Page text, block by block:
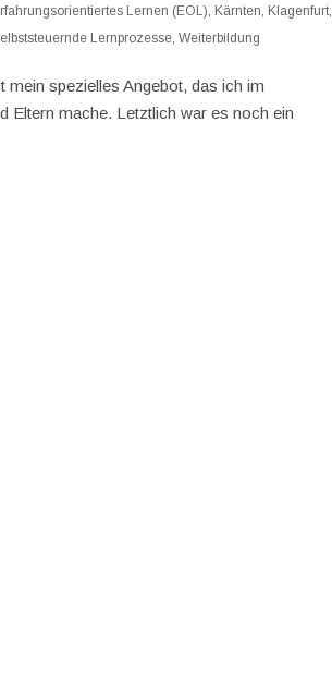
Lernen (EOL), Kärnten, Klagenfurt,
Lernprozesse,Weiterbildung
spezielles Angebot, das ich im
Eltern mache. Letztlich war es noch ein